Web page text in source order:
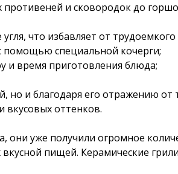
противеней и сковородок до
что избавляет от трудоемкого
помощью специальной кочерги;
и время приготовления блюда;
но и благодаря его отражению от
вкусовых оттенков.
они уже получили огромное
пищей. Керамические